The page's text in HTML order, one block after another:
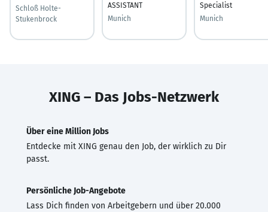
Schloß Holte-
Stukenbrock
ASSISTANT
Munich
Specialist
Munich
XING – Das Jobs-Netzwerk
Über eine Million Jobs
Entdecke mit XING genau den Job, der wirklich zu Dir
passt.
Persönliche Job-Angebote
Lass Dich finden von Arbeitgebern und über 20.000